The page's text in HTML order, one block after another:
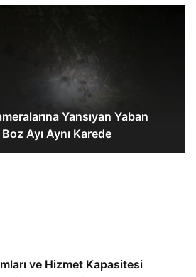
Yansıyan Yaban
Ayı Aynı Karede
ve Hizmet Kapasitesi